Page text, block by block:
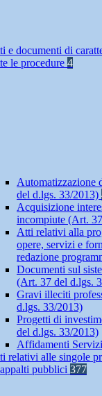
e documenti di
le procedure 4
Automatizzazione
del d.lgs. 33/2013)
Acquisizione
incompiute (Art.
Atti relativi alla
opere, servizi e
redazione
Documenti sul
(Art. 37 del d.lgs.
Gravi illeciti
d.lgs. 33/2013)
Progetti di
del d.lgs. 33/2013)
Affidamenti
relativi alle singole
pubblici 377